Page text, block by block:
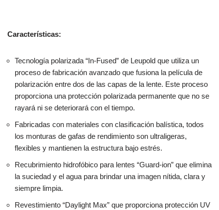
Características:
Tecnología polarizada “In-Fused” de Leupold que utiliza un
proceso de fabricación avanzado que fusiona la película de
polarización entre dos de las capas de la lente. Este proceso
proporciona una protección polarizada permanente que no se
rayará ni se deteriorará con el tiempo.
Fabricadas con materiales con clasificación balística, todos
los monturas de gafas de rendimiento son ultraligeras,
flexibles y mantienen la estructura bajo estrés.
Recubrimiento hidrofóbico para lentes “Guard-ion” que elimina
la suciedad y el agua para brindar una imagen nítida, clara y
siempre limpia.
Revestimiento “Daylight Max” que proporciona protección UV